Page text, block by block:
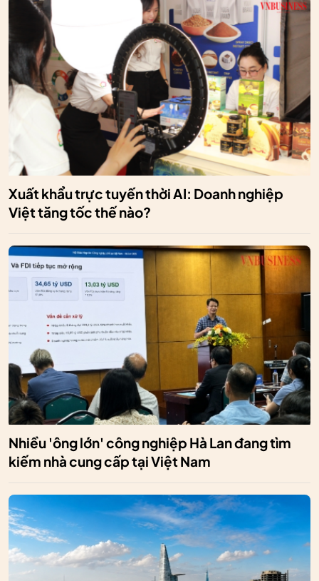
Xuất khẩu trực tuyến thời AI: Doanh nghiệp
Việt tăng tốc thế nào?
Nhiều 'ông lớn' công nghiệp Hà Lan đang tìm
kiếm nhà cung cấp tại Việt Nam